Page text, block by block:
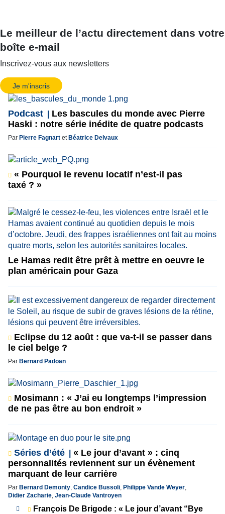
Le meilleur de l’actu directement dans votre
boîte e-mail
Inscrivez-vous aux newsletters
Je m'inscris
Podcast
Les bascules du monde avec Pierre
Haski : notre série inédite de quatre podcasts
Par Pierre Fagnart et Béatrice Delvaux
« Pourquoi le revenu locatif n’est-il pas
taxé ? »
Le Hamas redit être prêt à mettre en oeuvre le
plan américain pour Gaza
Eclipse du 12 août : que va-t-il se passer dans
le ciel belge ?
Par Bernard Padoan
Mosimann : « J’ai eu longtemps l’impression
de ne pas être au bon endroit »
Séries d’été
« Le jour d’avant » : cinq
personnalités reviennent sur un évènement
marquant de leur carrière
Par Bernard Demonty, Candice Bussoli, Philippe Vande Weyer,
Didier Zacharie, Jean-Claude Vantroyen
François De Brigode : « Le jour d’avant “Bye